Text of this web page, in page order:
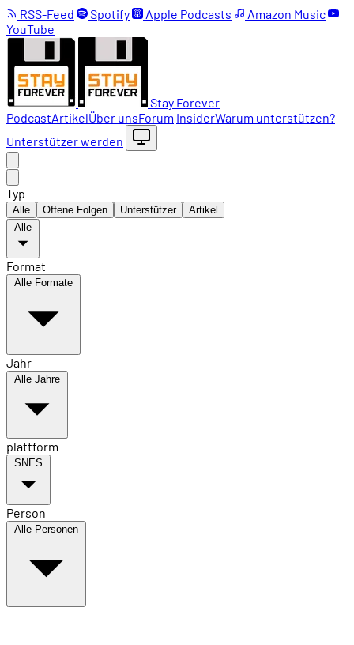
RSS-Feed Spotify Apple Podcasts
Amazon Music
YouTube
Stay Forever
PodcastArtikelÜber unsForum InsiderWarum unterstützen?
Unterstützer werden
Typ
Alle Offene Folgen Unterstützer
Artikel
Alle
Format
Alle Formate
Jahr
Alle Jahre
plattform
SNES
Person
Alle Personen